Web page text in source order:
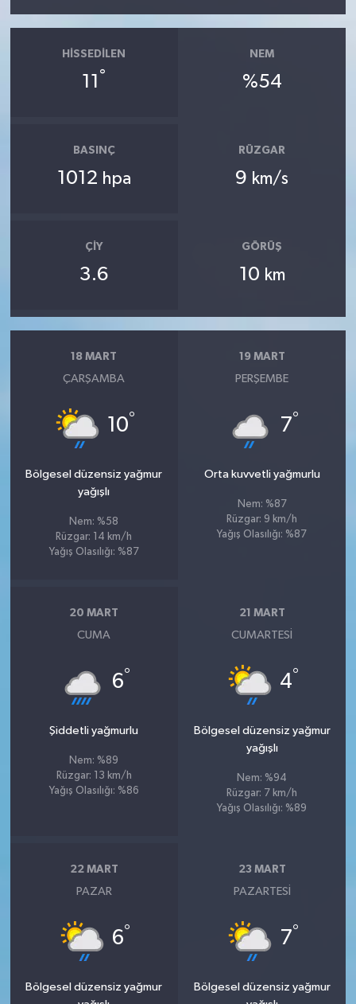
HISSEDILEN
11 °
NEM
%54
BASINÇ
1012 hpa
RÜZGAR
9 km/s
ÇIY
3.6
GÖRÜŞ
10 km
18 MART
ÇARŞAMBA
10°
Bölgesel düzensiz yağmur
yağışlı
Nem: %58
Rüzgar: 14 km/h
Yağış Olasılığı: %87
19 MART
PERŞEMBE
7°
Orta kuvvetli yağmurlu
Nem: %87
Rüzgar: 9 km/h
Yağış Olasılığı: %87
20 MART
CUMA
6°
Şiddetli yağmurlu
Nem: %89
Rüzgar: 13 km/h
Yağış Olasılığı: %86
21 MART
CUMARTESI
4°
Bölgesel düzensiz yağmur
yağışlı
Nem: %94
Rüzgar: 7 km/h
Yağış Olasılığı: %89
22 MART
PAZAR
6°
Bölgesel düzensiz yağmur
23 MART
PAZARTESI
7°
Bölgesel düzensiz yağmur